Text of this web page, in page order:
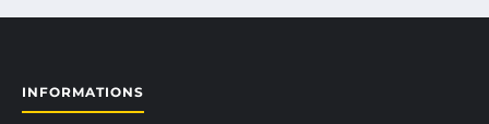
INFORMATIONS